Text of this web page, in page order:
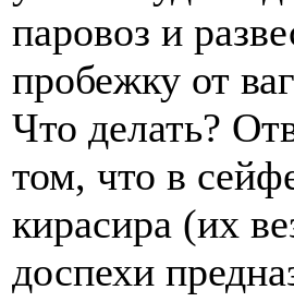
паровоз и
пробежку от
Что делать?
том, что в
кирасира (их
доспехи